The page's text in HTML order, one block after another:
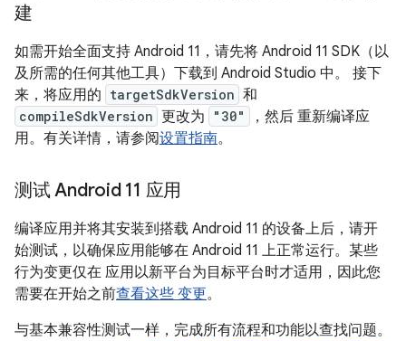
建
如需开始全面支持 Android 11，请先将 Android 11 SDK（以
及所需的任何其他工具）下载到 Android Studio 中。 接下
来，将应用的 targetSdkVersion 和
compileSdkVersion 更改为 "30"
，然后 重新编译应
用。有关详情，请参阅设置指南。
测试 Android 11 应用
编译应用并将其安装到搭载 Android 11 的设备上后，请开
始测试，以确保应用能够在 Android 11 上正常运行。某些
行为变更仅在 应用以新平台为目标平台时才适用，因此您
需要在开始之前查看这些 变更。
与基本兼容性测试一样，完成所有流程和功能以查找问题。